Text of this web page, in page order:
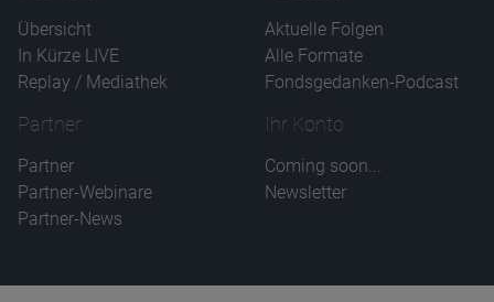
Übersicht
In Kürze LIVE
Replay / Mediathek
Aktuelle Folgen
Alle Formate
Fondsgedanken-Podcast
Partner
Partner
Partner-Webinare
Partner-News
Ihr Konto
Coming soon...
Newsletter